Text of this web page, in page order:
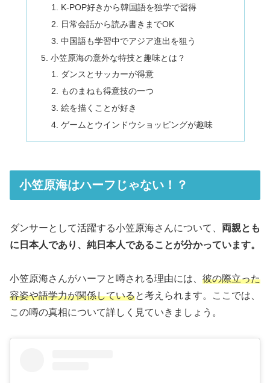
K-POP好きから韓国語を独学で習得
日常会話から読み書きまでOK
中国語も学習中でアジア進出を狙う
小笠原海の意外な特技と趣味とは？
ダンスとサッカーが得意
ものまねも得意技の一つ
絵を描くことが好き
ゲームとウインドウショッピングが趣味
小笠原海はハーフじゃない！？
ダンサーとして活躍する小笠原海さんについて、 両親とも
に日本人であり、純日本人であることが分かっています。
小笠原海さんがハーフと噂される理由には、 彼の際立った
容姿や語学力が関係していると考えられます。ここでは、
この噂の真相について詳しく見ていきましょう。